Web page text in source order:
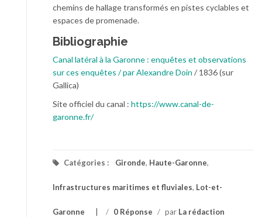
chemins de hallage transformés en pistes cyclables et
espaces de promenade.
Bibliographie
Canal latéral à la Garonne : enquêtes et observations
sur ces enquêtes / par Alexandre Doin / 1836 (sur
Gallica)
Site officiel du canal : https://www.canal-de-
garonne.fr/
Catégories : Gironde, Haute-Garonne,
Infrastructures maritimes et fluviales, Lot-et-
Garonne / 0 Réponse / par La rédaction